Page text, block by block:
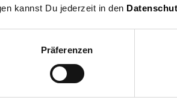
kannst Du jederzeit in den
Präferenzen
zu benutzen. Nicht im